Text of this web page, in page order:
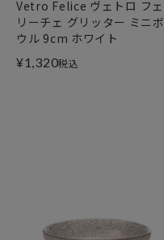
Vetro Felice ヴェトロ フェ
リーチェ グリッター ミニボ
ウル 9cm ホワイト
¥1,320税込